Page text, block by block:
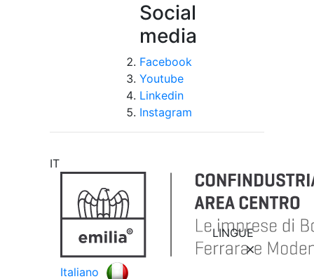
Social
media
Facebook
Youtube
Linkedin
Instagram
IT
LINGUE
Italiano